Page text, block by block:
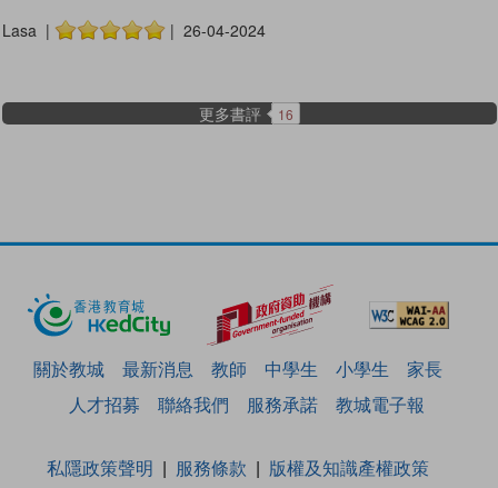
Lasa | | 26-04-2024
更多書評 16
關於教城 最新消息 教師 中學生 小學生
家長
人才招募
聯絡我們 服務承諾 教城電子報
私隱政策聲明 服務條款
版權及知識產權政策